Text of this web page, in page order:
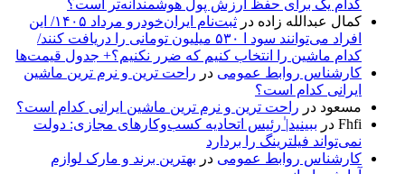
کدام یک برای حفظ ارزش پول هوشمندانه‌تر است؟
کمال عبدالله زاده در
ثبت‌نام ایران‌خودرو مرداد ۱۴۰۵/ این
افراد می‌توانند سود ا ۵۳۰ میلیون تومانی را دریافت کنند/
کدام ماشین را انتخاب کنیم که ضرر نکنیم؟+ جدول قیمت‌ها
کارشناس روابط عمومی در راحت ترین و نرم ترین ماشین
ایرانی کدام است؟
مسعود در راحت ترین و نرم ترین ماشین ایرانی کدام است؟
Fhfi در ببینید| ٰرئیس اتحادیه کسب‌وکارهای مجازی: دولت
نمی‌تواند فیلترینگ را بردارد
کارشناس روابط عمومی در بهترین برند و مارک لوازم